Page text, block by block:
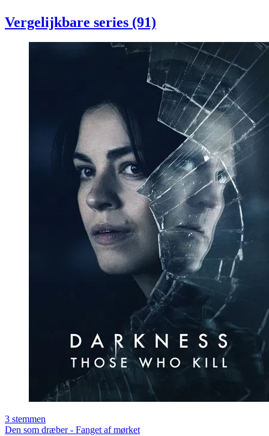
Vergelijkbare series (91)
3 stemmen
Den som dræber - Fanget af mørket